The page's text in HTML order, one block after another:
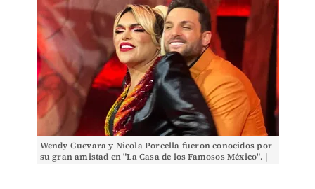
Wendy Guevara y Nicola Porcella fueron conocidos por
su gran amistad en "La Casa de los Famosos México". |